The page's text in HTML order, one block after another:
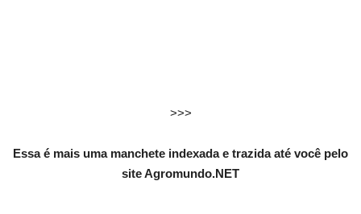
>>>
Essa é mais uma manchete indexada e trazida até você pelo
site Agromundo.NET